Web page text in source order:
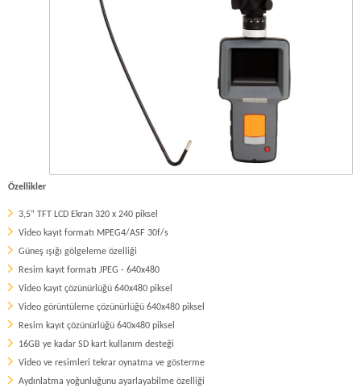
Özellikler
3,5” TFT LCD Ekran 320 x 240 piksel
Video kayıt formatı MPEG4/ASF 30f/s
Güneş ışığı gölgeleme özelliği
Resim kayıt formatı JPEG - 640x480
Video kayıt çözünürlüğü 640x480 piksel
Video görüntüleme çözünürlüğü 640x480 piksel
Resim kayıt çözünürlüğü 640x480 piksel
16GB ye kadar SD kart kullanım desteği
Video ve resimleri tekrar oynatma ve gösterme
Aydınlatma yoğunluğunu ayarlayabilme özelliği